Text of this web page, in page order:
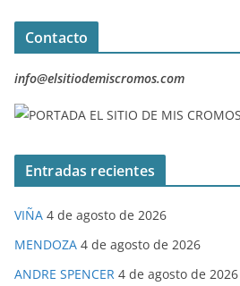
Contacto
info@elsitiodemiscromos.com
Entradas recientes
VIÑA 4 de agosto de 2026
MENDOZA 4 de agosto de 2026
ANDRE SPENCER 4 de agosto de 2026